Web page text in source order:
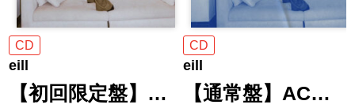
CD
eill
【初回限定盤】…
CD
eill
【通常盤】AC…